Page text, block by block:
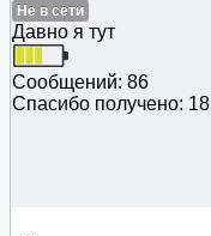
Не в сети
Давно я тут
Сообщений: 86
Спасибо получено: 18